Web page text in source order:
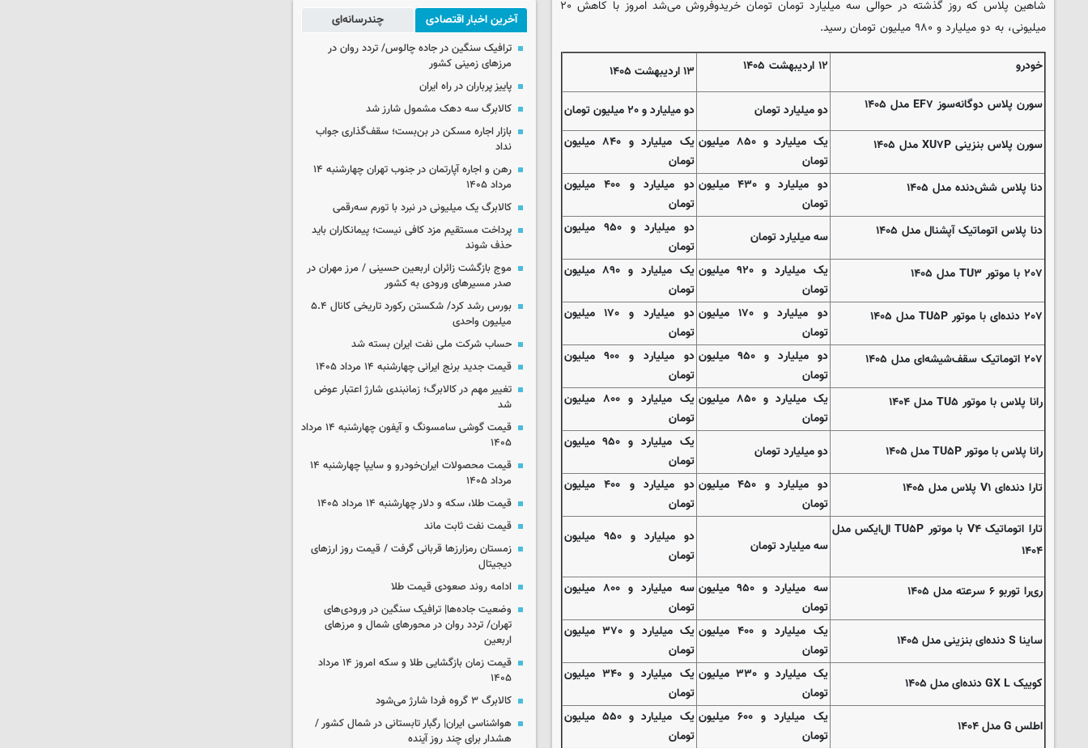
شاهین پلاس که روز گذشته در حوالی سه میلیارد تومان تومان خریدوفروش می‌شد امروز با کاهش ۲۰
میلیونی، به دو میلیارد و ۹۸۰ میلیون تومان رسید.
خودرو ۱۲ اردیبهشت ۱۴۰۵
۱۳ اردیبهشت ۱۴۰۵
سورن پلاس دوگانه‌سوز EF۷ مدل ۱۴۰۵
دو میلیارد تومان
دو میلیارد و ۲۰ میلیون تومان
سورن پلاس بنزینی XU۷P مدل ۱۴۰۵
یک میلیارد و ۸۵۰ میلیون
تومان
یک میلیارد و ۸۴۰ میلیون
تومان
دنا پلاس شش‌دنده‌ مدل ۱۴۰۵
دو میلیارد و ۴۳۰ میلیون
تومان
دو میلیارد و ۴۰۰ میلیون
تومان
دنا پلاس اتوماتیک آپشنال مدل ۱۴۰۵
سه میلیارد تومان
دو میلیارد و ۹۵۰ میلیون
تومان
۲۰۷ با موتور TU۳ مدل ۱۴۰۵
یک میلیارد و ۹۲۰ میلیون
تومان
یک میلیارد و ۸۹۰ میلیون
تومان
۲۰۷ دنده‌ای با موتور TU۵P مدل ۱۴۰۵
دو میلیارد و ۱۷۰ میلیون
تومان
دو میلیارد و ۱۷۰ میلیون
تومان
۲۰۷ اتوماتیک سقف‌شیشه‌ای مدل ۱۴۰۵
دو میلیارد و ۹۵۰ میلیون
تومان
دو میلیارد و ۹۰۰ میلیون
تومان
رانا پلاس با موتور TU۵ مدل ۱۴۰۴
یک میلیارد و ۸۵۰ میلیون
تومان
یک میلیارد و ۸۰۰ میلیون
تومان
رانا پلاس با موتور TU۵P مدل ۱۴۰۵
دو میلیارد تومان
یک میلیارد و ۹۵۰ میلیون
تومان
تارا دنده‌ای V۱ پلاس مدل ۱۴۰۵
دو میلیارد و ۴۵۰ میلیون
تومان
دو میلیارد و ۴۰۰ میلیون
تومان
تارا اتوماتیک V۴ با موتور TU۵P ال‌ایکس مدل
۱۴۰۴
سه میلیارد تومان
دو میلیارد و ۹۵۰ میلیون
تومان
ری‌را توربو ۶ سرعته مدل ۱۴۰۵
سه میلیارد و ۹۵۰ میلیون
تومان
سه میلیارد و ۸۰۰ میلیون
تومان
ساینا S دنده‌ای بنزینی مدل ۱۴۰۵
یک میلیارد و ۴۰۰ میلیون
تومان
یک میلیارد و ۳۷۰ میلیون
تومان
کوییک GX L دنده‌ای مدل ۱۴۰۵
یک میلیارد و ۳۳۰ میلیون
تومان
یک میلیارد و ۳۴۰ میلیون
تومان
اطلس G مدل ۱۴۰۴
یک میلیارد و ۶۰۰ میلیون
تومان
یک میلیارد و ۵۵۰ میلیون
تومان
آخرین اخبار اقتصادی چندرسانه‌ای
ترافیک سنگین در جاده چالوس/ تردد روان در
مرزهای زمینی کشور
پاییز پرباران در راه ایران
کالابرگ سه دهک مشمول شارز شد
بازار اجاره مسکن در بن‌بست؛ سقف‌گذاری جواب
نداد
رهن و اجاره آپارتمان در جنوب تهران چهارشنبه ۱۴
مرداد ۱۴۰۵
کالابرگ یک میلیونی در نبرد با تورم سه‌رقمی
پرداخت مستقیم مزد کافی نیست؛ پیمانکاران باید
حذف شوند
موج بازگشت زائران اربعین حسینی / مرز مهران در
صدر مسیرهای ورودی به کشور
بورس رشد کرد/ شکستن رکورد تاریخی کانال ۵.۴
میلیون واحدی
حساب‌ شرکت ملی نفت ایران بسته شد
قیمت جدید برنج ایرانی چهارشنبه ۱۴ مرداد ۱۴۰۵
تغییر مهم در کالابرگ؛ زمانبندی‌ شارژ اعتبار عوض
شد
قیمت گوشی سامسونگ و آیفون چهارشنبه ۱۴ مرداد
۱۴۰۵
قیمت محصولات ایران‌خودرو و سایپا چهارشنبه ۱۴
مرداد ۱۴۰۵
قیمت طلا، سکه و دلار چهارشنبه ۱۴ مرداد ۱۴۰۵
قیمت نفت ثابت ماند
زمستان رمزارزها قربانی گرفت / قیمت روز ارزهای
دیجیتال
ادامه روند صعودی قیمت طلا
وضعیت جاده‌ها| ترافیک سنگین در ورودی‌های
تهران/ تردد روان در محورهای شمال و مرزهای
اربعین
قیمت زمان بازگشایی طلا و سکه امروز ۱۴ مرداد
۱۴۰۵
کالابرگ ۳ گروه فردا شارژ می‌شود
هواشناسی ایران| رگبار تابستانی در شمال کشور /
هشدار برای چند روز آینده